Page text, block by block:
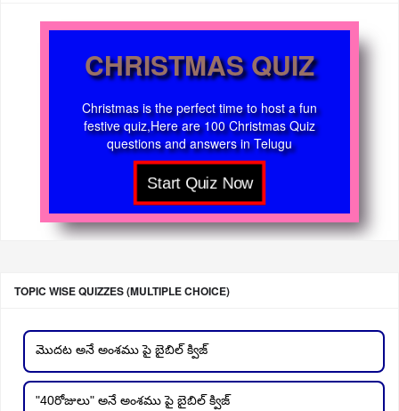
CHRISTMAS QUIZ
Christmas is the perfect time to host a fun
festive quiz,Here are 100 Christmas Quiz
questions and answers in Telugu
TOPIC WISE QUIZZES (MULTIPLE CHOICE)
మొదట అనే అంశము పై బైబిల్ క్విజ్
"40రోజులు" అనే అంశము పై బైబిల్ క్విజ్